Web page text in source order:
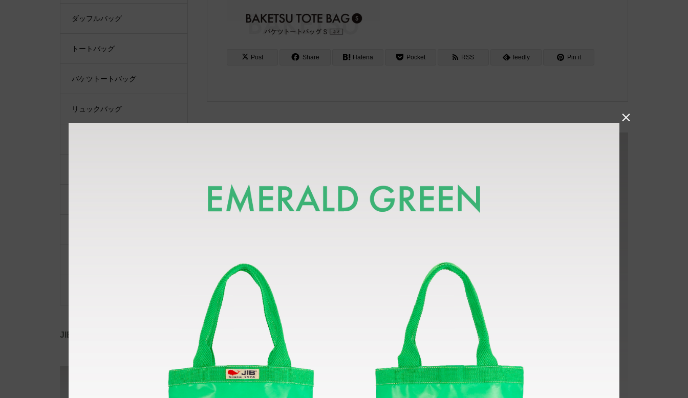
Post Share Hatena Pocket RSS feedly Pin it
ダッフルバッグ
トートバッグ
バケツトートバッグ
リュックバッグ
JIB公式SNS
